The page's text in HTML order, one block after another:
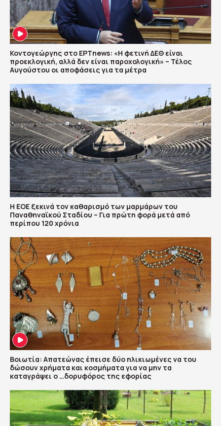
Κοντογεώργης στο ΕΡΤnews: «Η φετινή ΔΕΘ είναι
προεκλογική, αλλά δεν είναι παροχολογική» – Τέλος
Αυγούστου οι αποφάσεις για τα μέτρα
Η ΕΟΕ ξεκινά τον καθαρισμό των μαρμάρων του
Παναθηναϊκού Σταδίου – Για πρώτη φορά μετά από
περίπου 120 χρόνια
Βοιωτία: Απατεώνας έπεισε δύο ηλικιωμένες να του
δώσουν χρήματα και κοσμήματα για να μην τα
καταγράψει ο …δορυφόρος της εφορίας